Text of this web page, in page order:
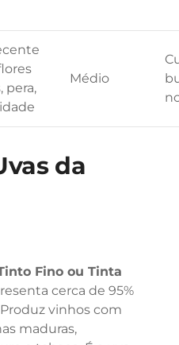
pera,
Médio
da
Fino ou Tinta
cerca de 95%
vinhos com
maduras,